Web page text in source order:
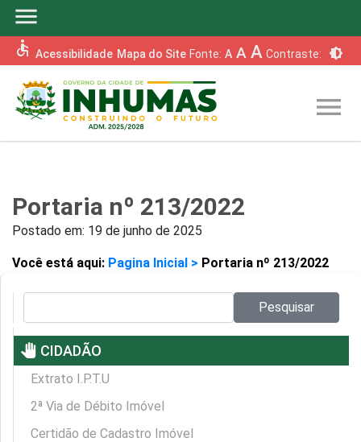
menu
accessible Acessibilidade Mapa do Site Fonte: A A A Contraste: brightness_6
menu
Portaria nº 213/2022
Postado em: 19 de junho de 2025
Você está aqui: Pagina Inicial > Portaria nº 213/2022
Pesquisar
pan_tool CIDADÃO
Extrato I.P.T.U
2ª Via de Débito Imóvel
Certidão de Cadastro Imóvel